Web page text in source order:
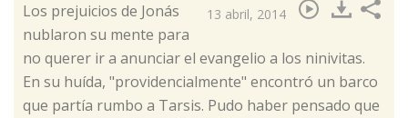
13 abril, 2014
Los prejuicios de Jonás
nublaron su mente para
no querer ir a anunciar el evangelio a los ninivitas.
En su huída, "providencialmente" encontró un barco
que partía rumbo a Tarsis. Pudo haber pensado que